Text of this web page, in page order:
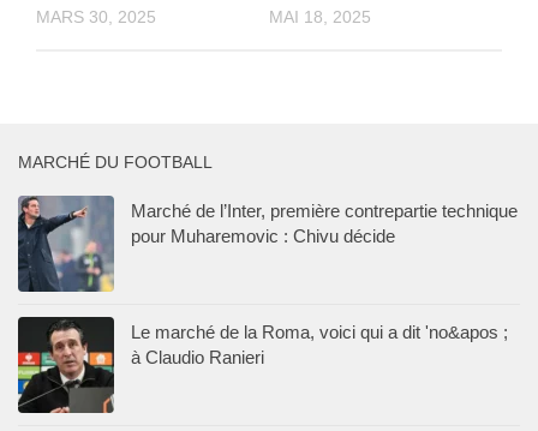
MARS 30, 2025 MAI 18, 2025
MARCHÉ DU FOOTBALL
Marché de l’Inter, première contrepartie technique
pour Muharemovic : Chivu décide
Le marché de la Roma, voici qui a dit 'no&apos ;
à Claudio Ranieri